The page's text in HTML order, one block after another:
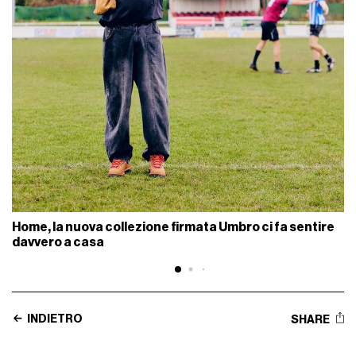
Home, la nuova collezione firmata Umbro ci fa sentire
davvero a casa
INDIETRO SHARE